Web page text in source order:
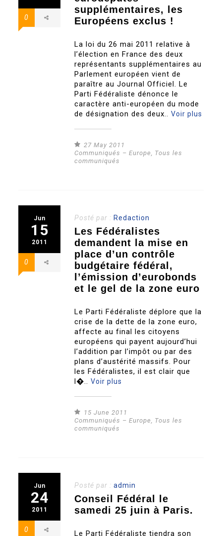
0
supplémentaires, les
Européens exclus !
La loi du 26 mai 2011 relative à
l’élection en France des deux
représentants supplémentaires au
Parlement européen vient de
paraître au Journal Officiel. Le
Parti Fédéraliste dénonce le
caractère anti-européen du mode
de désignation des deux..Voir plus
27 May 2011
Communiqués – Europe, Tous les
communiqués
Jun
15
2011
0
Posté par : Redaction
Les Fédéralistes
demandent la mise en
place d’un contrôle
budgétaire fédéral,
l’émission d’eurobonds
et le gel de la zone euro
Le Parti Fédéraliste déplore que la
crise de la dette de la zone euro,
affecte au final les citoyens
européens qui payent aujourd’hui
l’addition par l’impôt ou par des
plans d’austérité massifs. Pour
les Fédéralistes, il est clair que
l�..Voir plus
15 June 2011
Communiqués – Europe, Tous les
communiqués
Jun
24
2011
0
Posté par :admin
Conseil Fédéral le
samedi 25 juin à Paris.
Le Parti Fédéraliste tiendra son